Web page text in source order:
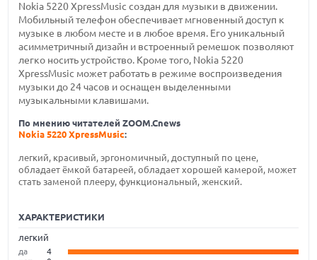
Nokia 5220 XpressMusic создан для музыки в движении.
Мобильный телефон обеспечивает мгновенный доступ к
музыке в любом месте и в любое время. Его уникальный
асимметричный дизайн и встроенный ремешок позволяют
легко носить устройство. Кроме того, Nokia 5220
XpressMusic может работать в режиме воспроизведения
музыки до 24 часов и оснащен выделенными
музыкальными клавишами.
По мнению читателей ZOOM.Cnews
Nokia 5220 XpressMusic:
легкий, красивый, эргономичный, доступный по цене,
обладает ёмкой батареей, обладает хорошей камерой, может
стать заменой плееру, функциональный, женский.
ХАРАКТЕРИСТИКИ
легкий
да
4